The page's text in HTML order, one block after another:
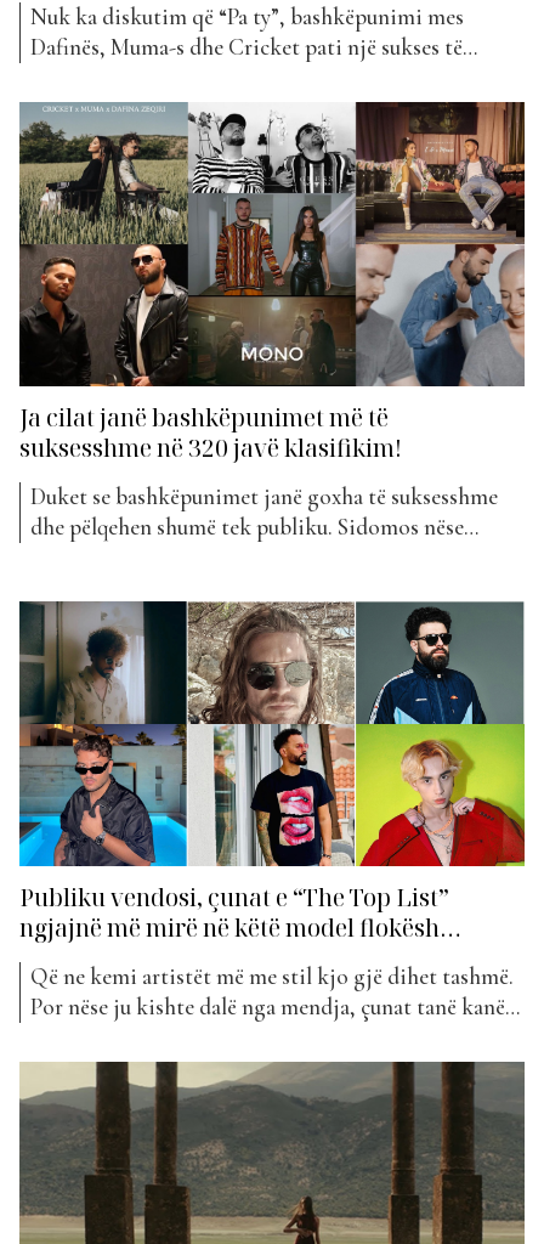
Nuk ka diskutim që “Pa ty”, bashkëpunimi mes
Dafinës, Muma-s dhe Cricket pati një sukses të
nga Cricket dhe Muma me po të njëjtin titull dhe
rezultoi shumë e pëlqyer nga publiku duke numëruar
shumë klikime. Mirëpo ‘remix-i’ i sjellë një muaj më
vonë...
Ja cilat janë bashkëpunimet më të
suksesshme në 320 javë klasifikim!
Duket se bashkëpunimet janë goxha të suksesshme
dhe pëlqehen shumë tek publiku. Sidomos nëse
artistë duke bashkuar forcat së bashku, kanë sjellë
hite të papërsëritshme. Por cilat kanë qenë disa...
Publiku vendosi, çunat e “The Top List”
ngjajnë më mirë në këtë model flokësh…
Që ne kemi artistët më me stil kjo gjë dihet tashmë.
Por nëse ju kishte dalë nga mendja, çunat tanë kanë
nga flokë të gjatë në ato të shkurtër. Nisur nga
votimet tuaja në InstaStory, ju keni vendosur se ata
ngjajnë...